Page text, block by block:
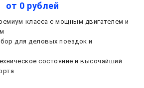
от 0 рублей
класса с мощным двигателем и
для деловых поездок и
состояние и высочайший